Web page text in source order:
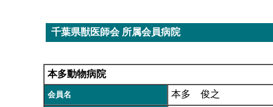
千葉県獣医師会 所属会員病院
本多動物病院
会員名 本多 俊之